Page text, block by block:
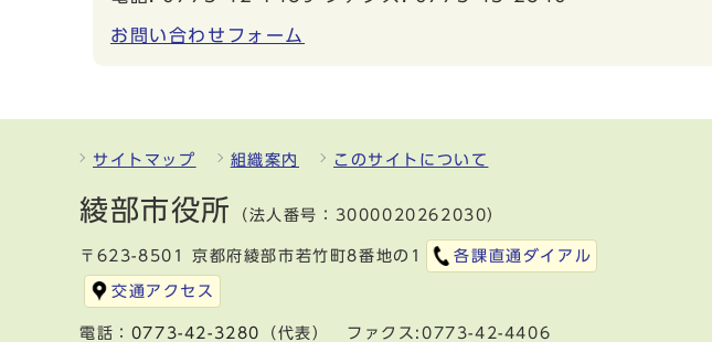
お問い合わせフォーム
サイトマップ 組織案内 このサイトについて
綾部市役所 （法人番号：3000020262030）
〒623-8501 京都府綾部市若竹町8番地の1 各課直通ダイアル
交通アクセス
電話： 0773-42-3280 （代表） ファクス:0773-42-4406